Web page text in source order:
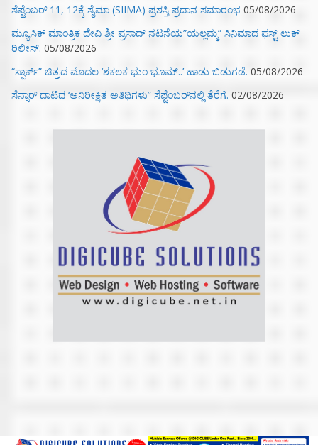
ಸೆಪ್ಟೆಂಬರ್ 11, 12ಕ್ಕೆ ಸೈಮಾ (SIIMA) ಪ್ರಶಸ್ತಿ ಪ್ರದಾನ ಸಮಾರಂಭ 05/08/2026
ಮ್ಯೂಸಿಕ್‌ ಮಾಂತ್ರಿಕ ದೇವಿ ಶ್ರೀ ಪ್ರಸಾದ್ ನಟನೆಯ”ಯಲ್ಲಮ್ಮ” ಸಿನಿಮಾದ ಫಸ್ಟ್‌ ಲುಕ್‌
ರಿಲೀಸ್. 05/08/2026
“ಸ್ಪಾರ್ಕ್” ಚಿತ್ರದ ಮೊದಲ‌ ‘ಶಕಲಕ ಭುಂ‌ ಭೂಮ್..’ ಹಾಡು ಬಿಡುಗಡೆ. 05/08/2026
ಸೆನ್ಸಾರ್ ದಾಟಿದ ‘ಅನಿರೀಕ್ಷಿತ ಅತಿಥಿಗಳು” ಸೆಪ್ಟೆಂಬರ್‌ನಲ್ಲಿ ತೆರೆಗೆ. 02/08/2026